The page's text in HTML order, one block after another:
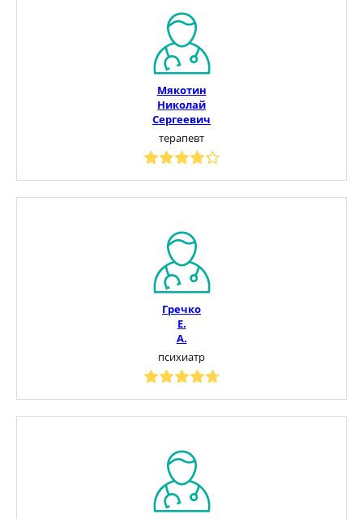
Мякотин
Николай
Сергеевич
терапевт
Гречко
Е.
А.
психиатр